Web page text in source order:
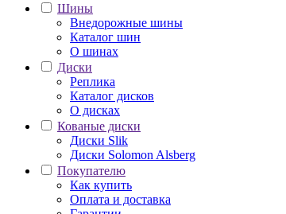
Шины
Внедорожные шины
Каталог шин
О шинах
Диски
Реплика
Каталог дисков
О дисках
Кованые диски
Диски Slik
Диски Solomon Alsberg
Покупателю
Как купить
Оплата и доставка